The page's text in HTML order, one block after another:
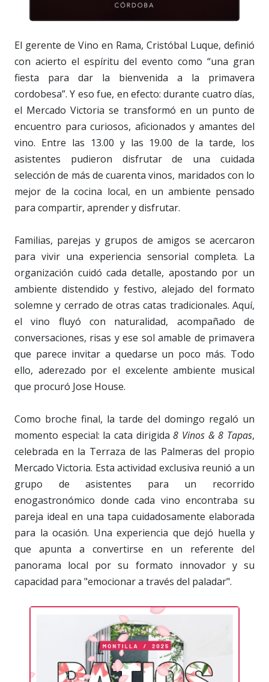
El gerente de Vino en Rama, Cristóbal Luque, definió
con acierto el espíritu del evento como “una gran
fiesta para dar la bienvenida a la primavera
cordobesa”. Y eso fue, en efecto: durante cuatro días,
el Mercado Victoria se transformó en un punto de
encuentro para curiosos, aficionados y amantes del
vino. Entre las 13.00 y las 19.00 de la tarde, los
asistentes pudieron disfrutar de una cuidada
selección de más de cuarenta vinos, maridados con lo
mejor de la cocina local, en un ambiente pensado
para compartir, aprender y disfrutar.
Familias, parejas y grupos de amigos se acercaron
para vivir una experiencia sensorial completa. La
organización cuidó cada detalle, apostando por un
ambiente distendido y festivo, alejado del formato
solemne y cerrado de otras catas tradicionales. Aquí,
el vino fluyó con naturalidad, acompañado de
conversaciones, risas y ese sol amable de primavera
que parece invitar a quedarse un poco más. Todo
ello, aderezado por el excelente ambiente musical
que procuró Jose House.
Como broche final, la tarde del domingo regaló un
momento especial: la cata dirigida8 Vinos & 8 Tapas,
celebrada en la Terraza de las Palmeras del propio
Mercado Victoria. Esta actividad exclusiva reunió a un
grupo de asistentes para un recorrido
enogastronómico donde cada vino encontraba su
pareja ideal en una tapa cuidadosamente elaborada
para la ocasión. Una experiencia que dejó huella y
que apunta a convertirse en un referente del
panorama local por su formato innovador y su
capacidad para "emocionar a través del paladar".